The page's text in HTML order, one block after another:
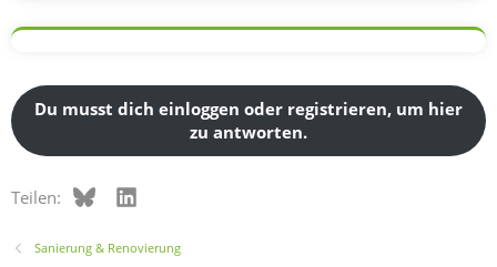
Du musst dich einloggen oder registrieren, um hier
zu antworten.
Teilen: BlueskyLinkedIn
Sanierung & Renovierung